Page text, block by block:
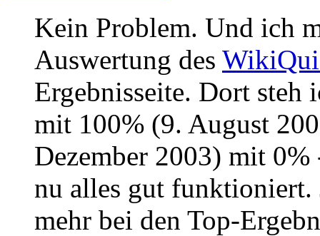
Kein Problem. Und ich
Auswertung des
Ergebnisseite. Dort steh
mit 100% (9. August
Dezember 2003) mit
nu alles gut funktioniert.
mehr bei den Top-